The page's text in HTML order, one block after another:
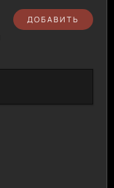
ДОБАВИТЬ